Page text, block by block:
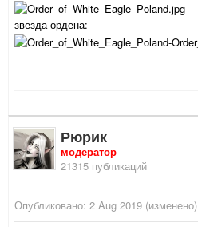
звезда ордена:
Рюрик
модератор
21315 публикаций
Опубликовано: 2 Aug 2019 (изменено)